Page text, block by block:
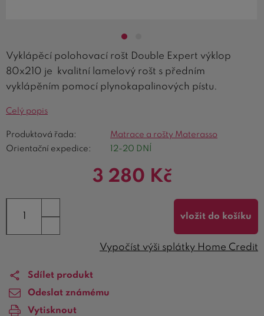
Vyklápěcí polohovací rošt Double Expert výklop
80x210 je kvalitní lamelový rošt s předním
vyklápěním pomocí plynokapalinových pístu.
Celý popis
Produktová řada:
Matrace a rošty Materasso
Orientační expedice:
12-20 DNÍ
3 280 Kč
vložit do košíku
Vypočíst výši splátky Home Credit
Sdílet produkt
Odeslat známému
Vytisknout